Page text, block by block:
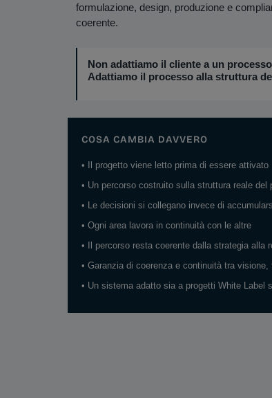
formulazione, design, produzione e
coerente.
Non adattiamo il cliente a un
Adattiamo il processo alla struttura
COSA CAMBIA DAVVERO
• Il progetto viene letto prima di essere attivato
• Un percorso costruito sulla struttura reale del
• Le decisioni si collegano invece di
• Ogni area lavora in continuità con le altre
• Il percorso resta coerente dalla strategia alla
• Garanzia di coerenza e continuità tra
• Un sistema adatto sia a progetti White Label